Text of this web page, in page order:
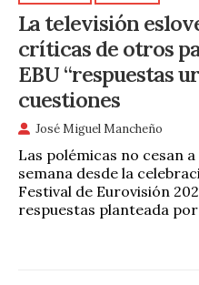
La televisión
críticas de otros
EBU “respuestas
cuestiones
José Miguel Mancheño
Las polémicas no cesan
semana desde la
Festival de Eurovisión
respuestas planteada